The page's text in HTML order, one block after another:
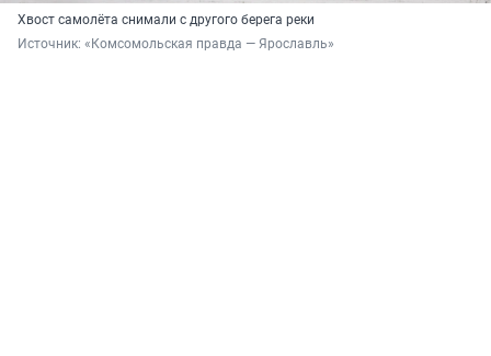
Хвост самолёта снимали с другого берега реки
Источник: «Комсомольская правда — Ярославль»